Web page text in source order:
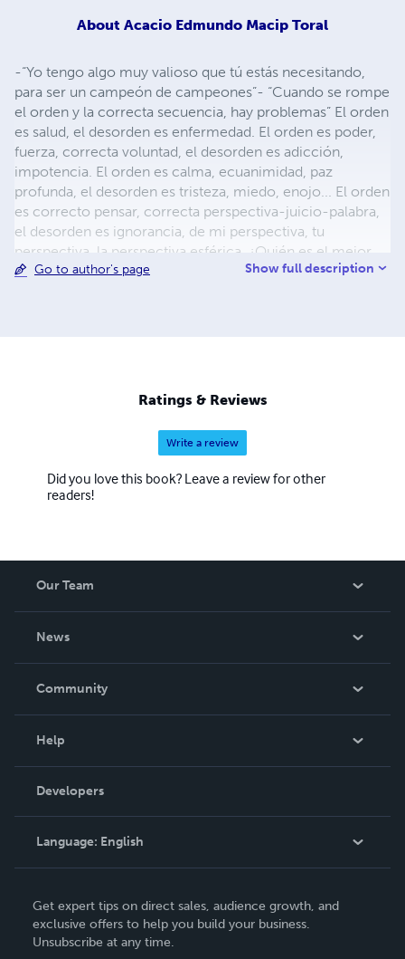
About Acacio Edmundo Macip Toral
-“Yo tengo algo muy valioso que tú estás necesitando,
para ser un campeón de campeones”- “Cuando se rompe
el orden y la correcta secuencia, hay problemas” El orden
es salud, el desorden es enfermedad. El orden es poder,
fuerza, correcta voluntad, el desorden es adicción,
impotencia. El orden es calma, ecuanimidad, paz
profunda, el desorden es tristeza, miedo, enojo... El orden
es correcto pensar, correcta perspectiva-juicio-palabra,
el desorden es ignorancia, de mi perspectiva, tu
perspectiva, la perspectiva esférica. ¿Quién es el mejor
matemático? Aquel que conoce el orden ¿Quién es un
largos, el desorden es muerte.
Go to author's page Show full description
Ratings & Reviews
Write a review
Did you love this book? Leave a review for other
readers!
Our Team
News
In The News
Community
Podcast
Help
Order Lookup
Knowledge Base
Contact Support
Developers
Language: English
Deutsch
Français
Get expert tips on direct sales, audience growth, and
exclusive offers to help you build your business.
Unsubscribe at any time.